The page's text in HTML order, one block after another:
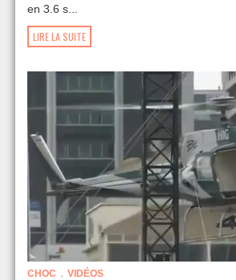
en 3.6 s...
LIRE LA SUITE
CHOC , VIDÉOS